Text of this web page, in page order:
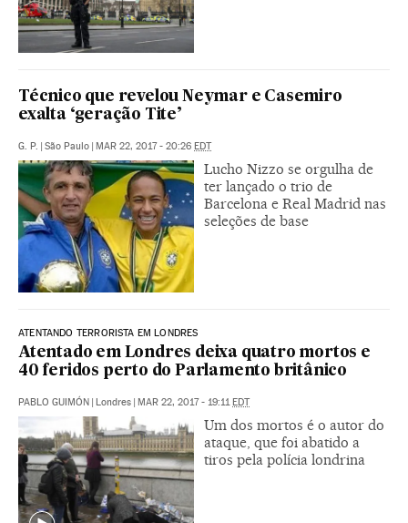
Técnico que revelou Neymar e Casemiro
exalta ‘geração Tite’
G. P. São Paulo MAR 22, 2017 - 20:26 EDT
Lucho Nizzo se orgulha de
ter lançado o trio de
Barcelona e Real Madrid nas
seleções de base
ATENTANDO TERRORISTA EM LONDRES
Atentado em Londres deixa quatro mortos e
40 feridos perto do Parlamento britânico
PABLO GUIMÓN | Londres | MAR 22, 2017 - 19:11EDT
Um dos mortos é o autor do
ataque, que foi abatido a
tiros pela polícia londrina